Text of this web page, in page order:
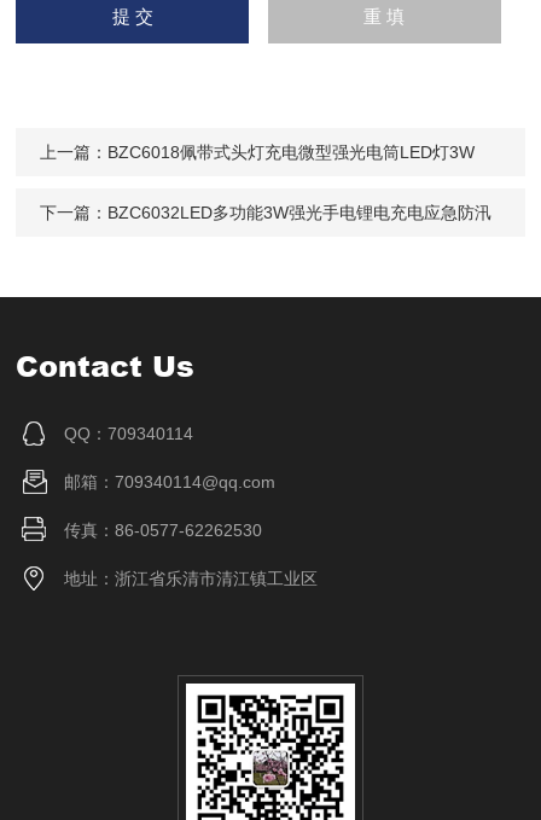
上一篇： BZC6018佩带式头灯充电微型强光电筒LED灯3W
下一篇： BZC6032LED多功能3W强光手电锂电充电应急防汛
Contact Us
QQ：709340114
邮箱：709340114@qq.com
传真：86-0577-62262530
地址：浙江省乐清市清江镇工业区